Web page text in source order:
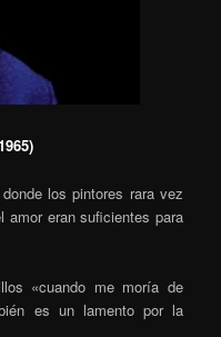
los pintores rara vez
amor eran suficientes para
«cuando me moría de
es un lamento por la